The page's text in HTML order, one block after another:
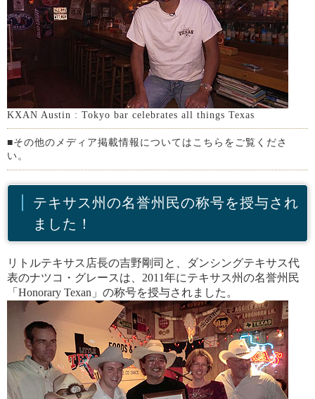
KXAN Austin : Tokyo bar celebrates all things Texas
■その他のメディア掲載情報についてはこちらをご覧くださ
い。
テキサス州の名誉州民の称号を授与され
ました！
リトルテキサス店長の吉野剛司と、ダンシングテキサス代
表のナツコ・グレースは、2011年にテキサス州の名誉州民
「Honorary Texan」の称号を授与されました。